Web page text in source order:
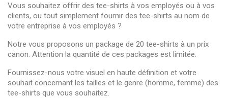
Vous souhaitez offrir des tee-shirts à vos employés ou à vos
clients, ou tout simplement fournir des tee-shirts au nom de
votre entreprise à vos employés ?
Notre vous proposons un package de 20 tee-shirts à un prix
canon. Attention la quantité de ces packages est limitée.
Fournissez-nous votre visuel en haute définition et votre
souhait concernant les tailles et le genre (homme, femme) des
tee-shirts que vous souhaitez.